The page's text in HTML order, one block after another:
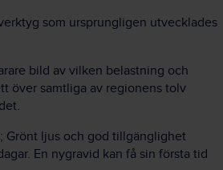
som ursprungligen utvecklades
bild av vilken belastning och
över samtliga av regionens tolv
Grönt ljus och god tillgänglighet
En nygravid kan få sin första tid